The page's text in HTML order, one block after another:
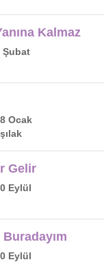
Kalmaz
Şubat
Ocak
Gelir
Eylül
Eylül